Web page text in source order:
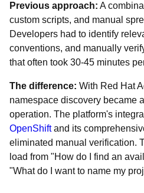
Previous approach: A
custom scripts, and manual
Developers had to identify
conventions, and manually
that often took 30-45 minutes
The difference: With Red Hat
namespace discovery became
operation. The platform's
OpenShiftand its
eliminated manual verification.
load from "How do I find an
"What do I want to name my